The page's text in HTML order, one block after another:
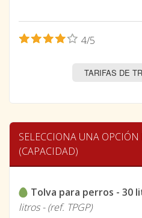
4/5
TARIFAS DE
SELECCIONA UNA
(CAPACIDAD)
Tolva para perros - 30
litros - (ref. TPGP)